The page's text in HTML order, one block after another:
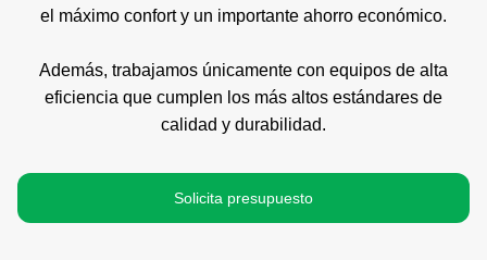
el máximo confort y un importante ahorro económico.
Además, trabajamos únicamente con equipos de alta
eficiencia que cumplen los más altos estándares de
calidad y durabilidad.
Solicita presupuesto